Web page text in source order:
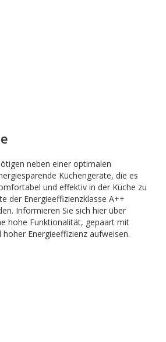
neben einer optimalen
Küchengeräte, die es
und effektiv in der Küche zu
der Energieeffizienzklasse A++
Informieren Sie sich hier über
hohe Funktionalität, gepaart mit
Energieeffizienz aufweisen.